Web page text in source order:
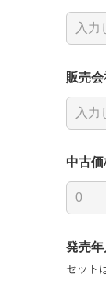
販売会
中古
発売年
セット